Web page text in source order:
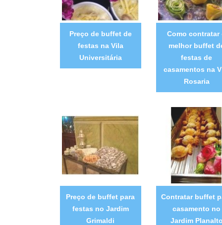
Preço de buffet de
festas na Vila
Universitária
Como contratar
melhor buffet
festas de
casamentos na
Rosaria
Preço de buffet para
festas no Jardim
Grimaldi
Contratar buffet
casamento no
Jardim